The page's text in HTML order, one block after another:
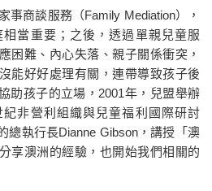
事商談服務（Family Mediation），
當重要；之後，透過單親兒童服
困難、內心失落、親子關係衝突，
能好好處理有關，連帶導致孩子後
助孩子的立場，2001年，兒盟舉辦
紀非營利組織與兒童福利國際研討
總執行長Dianne Gibson，講授「澳
享澳洲的經驗，也開始我們相關的